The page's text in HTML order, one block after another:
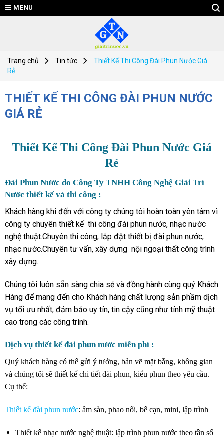
Skip
to
MENU
Trang chủ Tin tức
Thiết Kế Thi Công Đài Phun Nước Giá
Rẻ
THIẾT KẾ THI CÔNG ĐÀI PHUN NƯỚC
GIÁ RẺ
Thiết Kế Thi Công Đài Phun Nước Giá
Rẻ
Đài Phun Nước do Công Ty TNHH Công Nghệ Giải Trí
Nước thiết kế và thi công :
Khách hàng khi đến với công ty chúng tôi hoàn toàn yên tâm vì
công ty chuyên thiết kế thi công đài phun nước, nhạc nước
nghệ thuật.Chuyên thi công, lắp đặt thiết bị đài phun nước,
nhạc nước.Chuyên tư vấn, xây dựng nội ngoại thất công trình
xây dựng.
Chúng tôi luôn sẵn sàng chia sẻ và đồng hành cùng quý Khách
Hàng để mang đến cho Khách hàng chất lượng sản phầm dịch
vụ tối ưu nhất, đảm bảo uy tín, tin cậy cũng như tính mỹ thuật
cao trong các công trình.
Dịch vụ thiết kế đài phun nước miễn phí :
Quý khách hàng có thể gửi ý tưởng, bản vẽ mặt bằng, không gian
và chúng tôi sẽ thiết kế chi tiết đài phun, kiểu phun theo yêu cầu.
Cụ thể:
Thiết kế đài phun nước: âm sàn, phao nổi, bể cạn, mini, lập trình
Thiết kế nhạc nước nghệ thuật: lập trình phun nước theo tần số